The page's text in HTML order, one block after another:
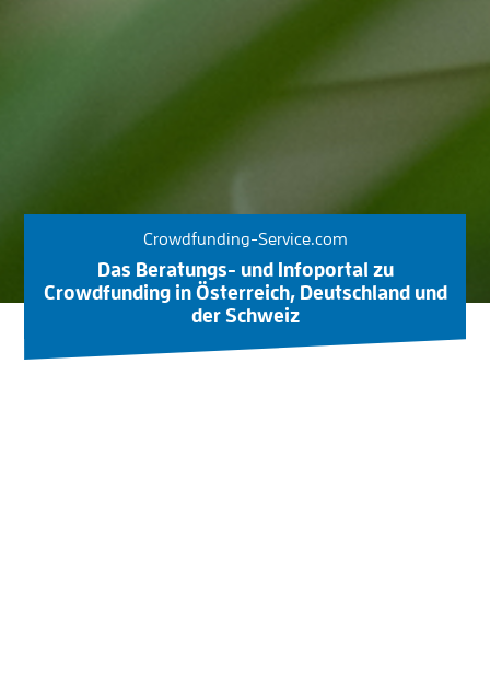
Crowdfunding-Service.com
Das Beratungs- und Infoportal zu
Crowdfunding in Österreich, Deutschland und
der Schweiz